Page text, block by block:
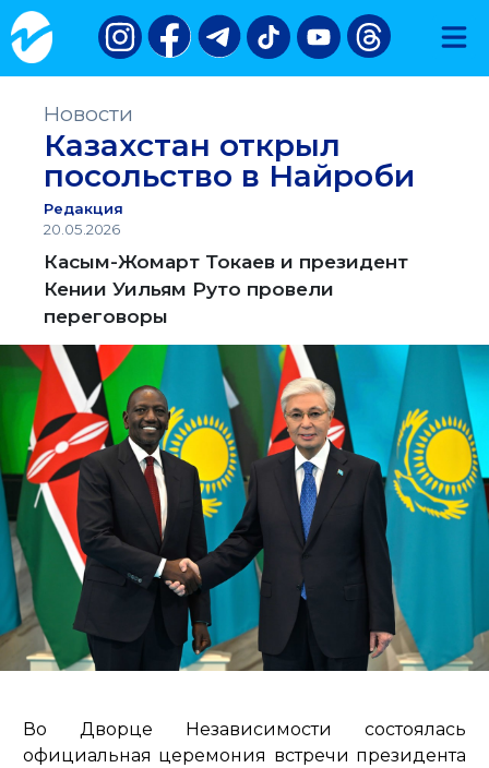
Новости
Казахстан открыл
посольство в Найроби
Редакция
20.05.2026
Касым-Жомарт Токаев и президент
Кении Уильям Руто провели
переговоры
Во Дворце Независимости состоялась
официальная церемония встречи президента